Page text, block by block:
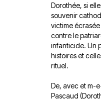
Dorothée, si
souvenir
victime
contre le
infanticide. Un
histoires et
rituel.
De, avec et m-
Pascaud